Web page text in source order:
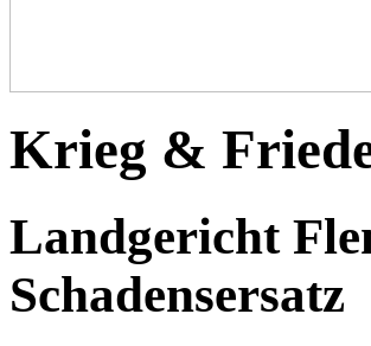
Krieg &
Landgericht
Schadensersatz